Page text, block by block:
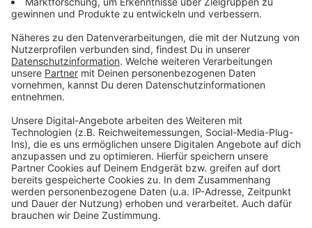
Anzeige
Weitere Infors und Links zum Thema:
Anzeige
Premieren 2024/2025 am Düsseldorfer
Schauspielhaus
Theater-Fan-Spektakel am Düsseldorfer
Schauspielhaus